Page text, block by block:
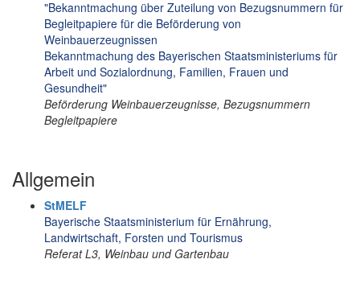
"Bekanntmachung über Zuteilung von Bezugsnummern für
Begleitpapiere für die Beförderung von
Weinbauerzeugnissen
Bekanntmachung des Bayerischen Staatsministeriums für
Arbeit und Sozialordnung, Familien, Frauen und
Gesundheit"
Beförderung Weinbauerzeugnisse, Bezugsnummern
Begleitpapiere
Allgemein
StMELF
Bayerische Staatsministerium für Ernährung,
Landwirtschaft, Forsten und Tourismus
Referat L3, Weinbau und Gartenbau